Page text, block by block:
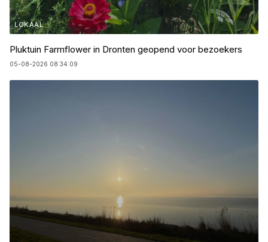
LOKAAL
Pluktuin Farmflower in Dronten geopend voor bezoekers
05-08-2026 08:34:09